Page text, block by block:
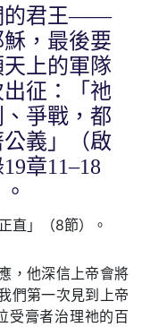
的君王——
穌，最後要
天上的軍隊
出征：「祂
、爭戰，都
義」（啟
章11–18
直」（8節）。
，他深信上帝會將
們第一次見到上帝
受膏者治理祂的百